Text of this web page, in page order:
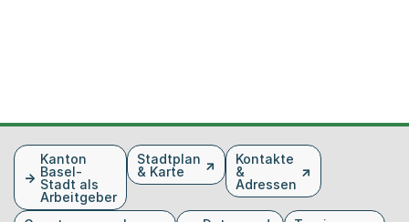
FusszeileKanton
Basel-
Stadt als
Arbeitgeber
Stadtplan
& Karte
Kontakte
&
Adressen